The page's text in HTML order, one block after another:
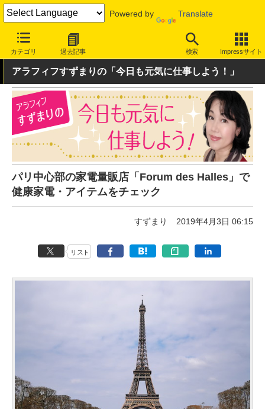
Powered by Translate
カテゴリ 過去記事 検索 Impressサイト
INTERNET Watch ハードウェア
アラフィフすずまりの「今日も元気に仕事しよう！」
パリ中心部の家電量販店「Forum des Halles」で
健康家電・アイテムをチェック
すずまり 2019年4月3日 06:15
リスト